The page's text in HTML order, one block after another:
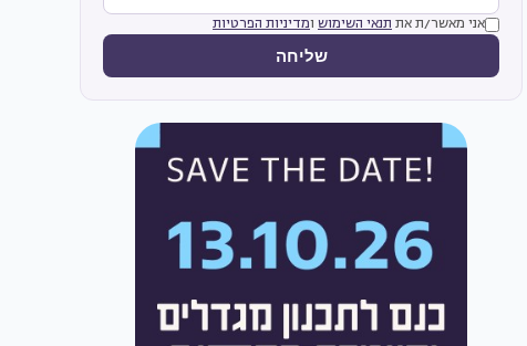
אני מאשר/ת אתתנאי השימוש ומדיניות הפרטיות
שליחה